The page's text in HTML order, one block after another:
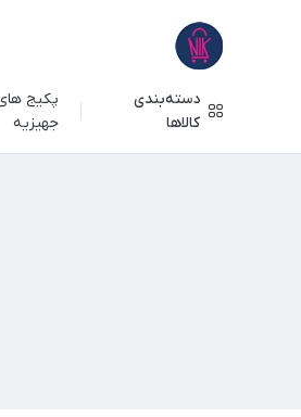
دسته‌بندی
کالاها
پکیج
جهیزیه